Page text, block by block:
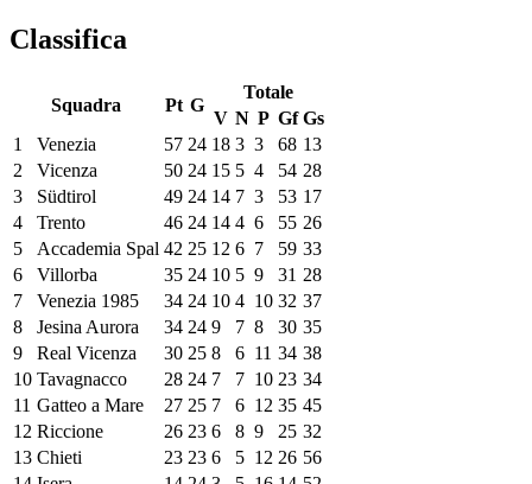
Classifica
Squadra Pt G
Totale
V N P Gf Gs
1
Venezia 57 24 18 3 3 68 13
2
Vicenza 50 24 15 5 4 54 28
3
Südtirol 49 24 14 7 3 53 17
4
Trento 46 24 14 4 6 55 26
5
Accademia Spal 42 25 12 6 7 59 33
6
Villorba 35 24 10 5 9 31 28
7
Venezia 1985 34 24 10 4 10 32 37
8
Jesina Aurora 34 24 9 7 8 30 35
9
Real Vicenza 30 25 8 6 11 34 38
10 Tavagnacco 28 24 7 7 10 23 34
11 Gatteo a Mare 27 25 7 6 12 35 45
12 Riccione 26 23 6 8 9 25 32
13 Chieti 23 23 6 5 12 26 56